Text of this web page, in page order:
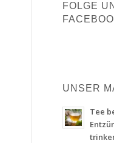
FOLGE
UNSER
Tee